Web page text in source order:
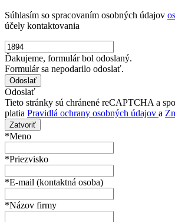
Súhlasím so spracovaním osobných údajov
účely kontaktovania
Ďakujeme, formulár bol odoslaný.
Formulár sa nepodarilo odoslať.
Odoslať
Tieto stránky sú chránené reCAPTCHA a
platia Pravidlá ochrany osobných údajov a
Zatvoriť
*Meno
*Priezvisko
*E-mail (kontaktná osoba)
*Názov firmy